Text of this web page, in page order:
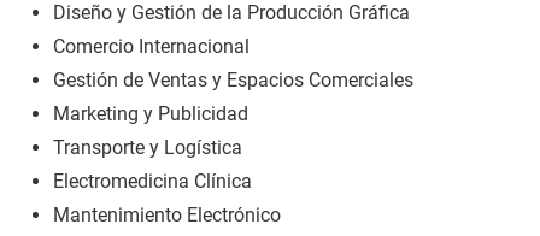
Diseño y Gestión de la Producción Gráfica
Comercio Internacional
Gestión de Ventas y Espacios Comerciales
Marketing y Publicidad
Transporte y Logística
Electromedicina Clínica
Mantenimiento Electrónico